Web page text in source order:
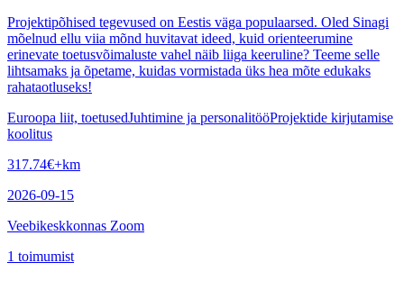
Projektipõhised tegevused on Eestis väga populaarsed. Oled Sinagi
mõelnud ellu viia mõnd huvitavat ideed, kuid orienteerumine
erinevate toetusvõimaluste vahel näib liiga keeruline? Teeme selle
lihtsamaks ja õpetame, kuidas vormistada üks hea mõte edukaks
rahataotluseks!
Euroopa liit, toetusedJuhtimine ja personalitööProjektide kirjutamise
koolitus
317.74€+km
2026-09-15
Veebikeskkonnas Zoom
1 toimumist